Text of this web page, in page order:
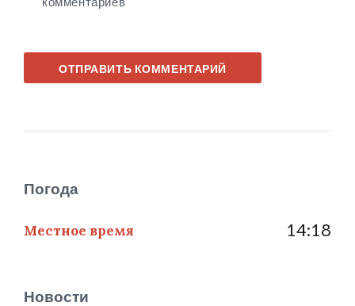
Погода
Местное время 14:18
Новости